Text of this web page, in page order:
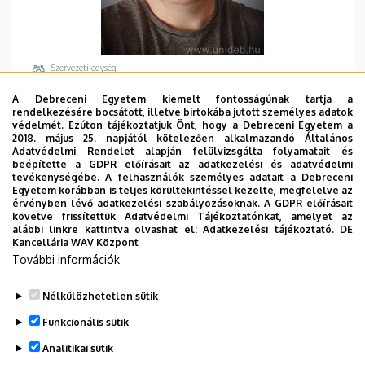
Szervezeti egység
Debreceni Egyetem, Informatikai Szolgáltató
Központ (ISZK), Ügyféltámogatási Osztály
Központi telefonszám, mellék
+36 52 415 155 / 77789
Email
toth.imre@it.unideb.hu
Cím
4028 Debrecen Ótemető utca 2-4
Műszaki Kar "A" épület
A Debreceni Egyetem kiemelt fontosságúnak tartja a
rendelkezésére bocsátott, illetve birtokába jutott személyes adatok
védelmét. Ezúton tájékoztatjuk Önt, hogy a Debreceni Egyetem a
2018. május 25. napjától kötelezően alkalmazandó Általános
Adatvédelmi Rendelet alapján felülvizsgálta folyamatait és
beépítette a GDPR előírásait az adatkezelési és adatvédelmi
tevékenységébe. A felhasználók személyes adatait a Debreceni
Egyetem korábban is teljes körültekintéssel kezelte, megfelelve az
érvényben lévő adatkezelési szabályozásoknak. A GDPR előírásait
követve frissítettük Adatvédelmi Tájékoztatónkat, amelyet az
alábbi linkre kattintva olvashat el:Adatkezelési tájékoztató. DE
Kancellária WAV Központ
További információk
Nélkülözhetetlen sütik
Funkcionális sütik
Analitikai sütik